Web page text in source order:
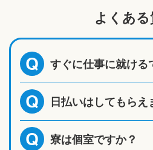
よくあ
Q すぐに仕事に就ける
Q 日払いはしてもらえ
Q 寮は個室ですか？